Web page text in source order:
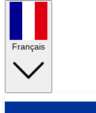
Français